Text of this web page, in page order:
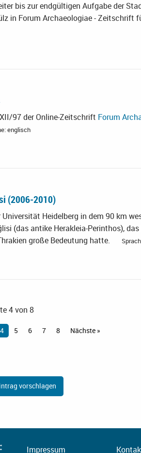
bis zur endgültigen Aufgabe der
in Forum Archaeologiae - Zeitschrift
97 der Online-Zeitschrift Forum
englisch
(2006-2010)
Heidelberg in dem 90 km
(das antike Herakleia-Perinthos), das
große Bedeutung hatte.
4 von 8
4 5 6 7 8 Nächste »
vorschlagen
Impressum